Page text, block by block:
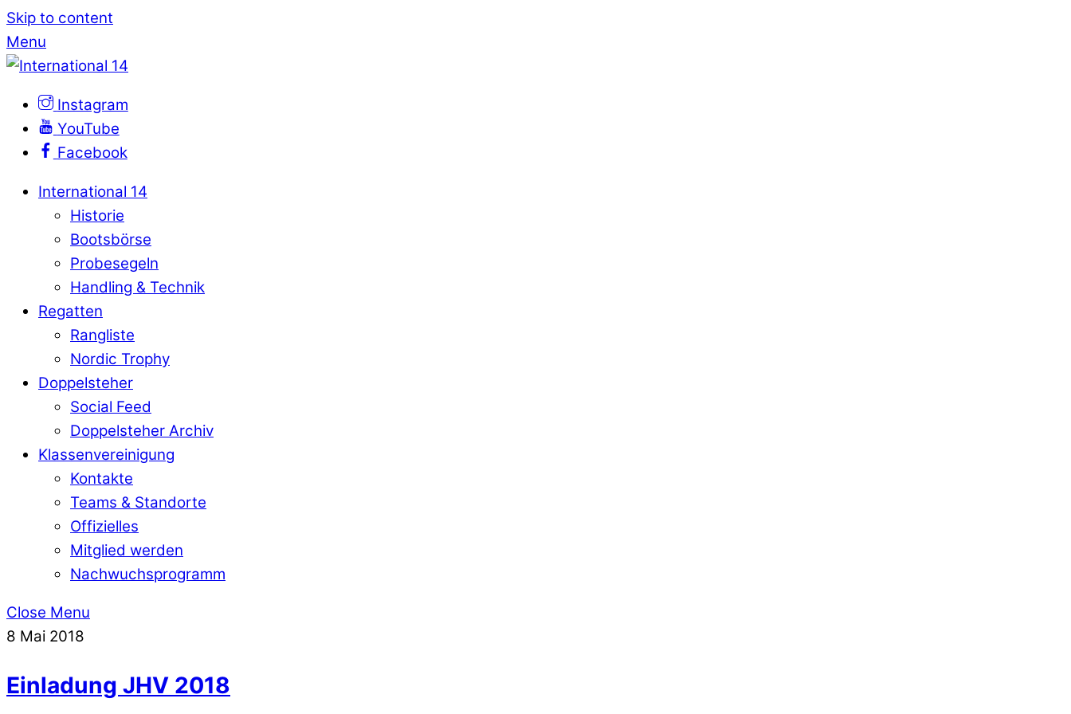
Skip to content
Menu
Instagram
YouTube
Facebook
International 14
Historie
Bootsbörse
Probesegeln
Handling & Technik
Regatten
Rangliste
Nordic Trophy
Doppelsteher
Social Feed
Doppelsteher Archiv
Klassenvereinigung
Kontakte
Teams & Standorte
Offizielles
Mitglied werden
Nachwuchsprogramm
Close Menu
8 Mai 2018
Einladung JHV 2018